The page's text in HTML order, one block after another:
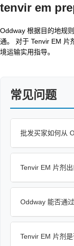
tenvir em
Oddway 根据目的地规
通。 对于 Tenvir EM 片
境运输实用指导。
常见问题
批发买家如何从
Tenvir EM 片剂
Oddway 能否通
Tenvir EM 片剂